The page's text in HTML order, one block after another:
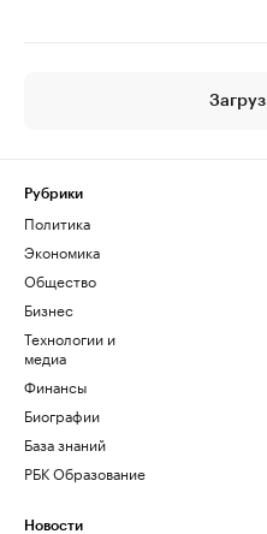
Рубрики
Политика
Экономика
Общество
Бизнес
Технологии и
медиа
Финансы
Биографии
База знаний
РБК Образование
Новости